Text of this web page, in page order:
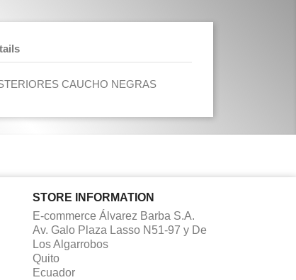
CAUCHO NEGRAS
STORE INFORMATION
E-commerce Álvarez Barba S.A.
Av. Galo Plaza Lasso N51-97 y De
Los Algarrobos
Quito
Ecuador